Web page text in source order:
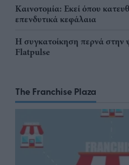
Καινοτομία: Εκεί όπου
επενδυτικά κεφάλαια
Η συγκατοίκηση περνά στην
Flatpulse
The Franchise Plaza